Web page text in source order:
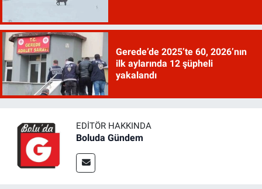
Gerede’de 2025’te 60, 2026’nın
ilk aylarında 12 şüpheli
yakalandı
EDITÖR HAKKINDA
Boluda Gündem